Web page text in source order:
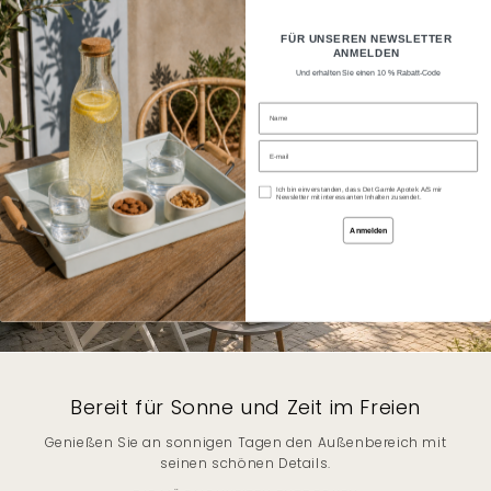
Direkt zum
Inhalt
Kostenlose Lieferung nach Deutschland bei
einem Bestellwert von €75
Warenkorb
GENIEß DEN SOMMER MIT
Bereit für Sonne und Zeit im Freien
Genießen Sie an sonnigen Tagen den Außenbereich mit
seinen schönen Details.
ANMELDEN
Email
Ich bin einverstanden, dass Det Gamle Apotek A/S mir
Newsletter mit interessanten Inhalten zusendet.